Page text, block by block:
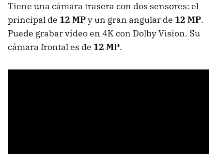
Tiene una cámara trasera con dos sensores: el
principal de 12 MPy un gran angular de 12 MP.
Puede grabar vídeo en 4K con Dolby Vision. Su
cámara frontal es de 12 MP.